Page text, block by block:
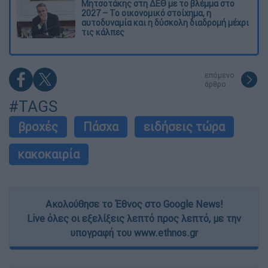
Μητσοτάκης στη ΔΕΘ με το βλέμμα στο
2027 – Το οικονομικό στοίχημα, η
αυτοδυναμία και η δύσκολη διαδρομή μέχρι
τις κάλπες
επόμενο
άρθρο
#TAGS
βροχές Πάσχα
ειδήσεις τώρα
κακοκαιρία
Ακολούθησε το Έθνος στο Google News!
Live όλες οι εξελίξεις λεπτό προς λεπτό, με την
υπογραφή του www.ethnos.gr